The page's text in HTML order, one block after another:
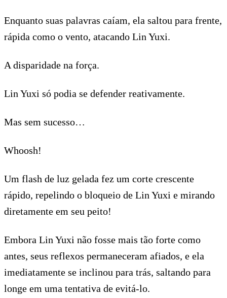
Enquanto suas palavras caíam, ela saltou para frente,
rápida como o vento, atacando Lin Yuxi.
A disparidade na força.
Lin Yuxi só podia se defender reativamente.
Mas sem sucesso…
Whoosh!
Um flash de luz gelada fez um corte crescente
rápido, repelindo o bloqueio de Lin Yuxi e mirando
diretamente em seu peito!
Embora Lin Yuxi não fosse mais tão forte como
antes, seus reflexos permaneceram afiados, e ela
imediatamente se inclinou para trás, saltando para
longe em uma tentativa de evitá-lo.